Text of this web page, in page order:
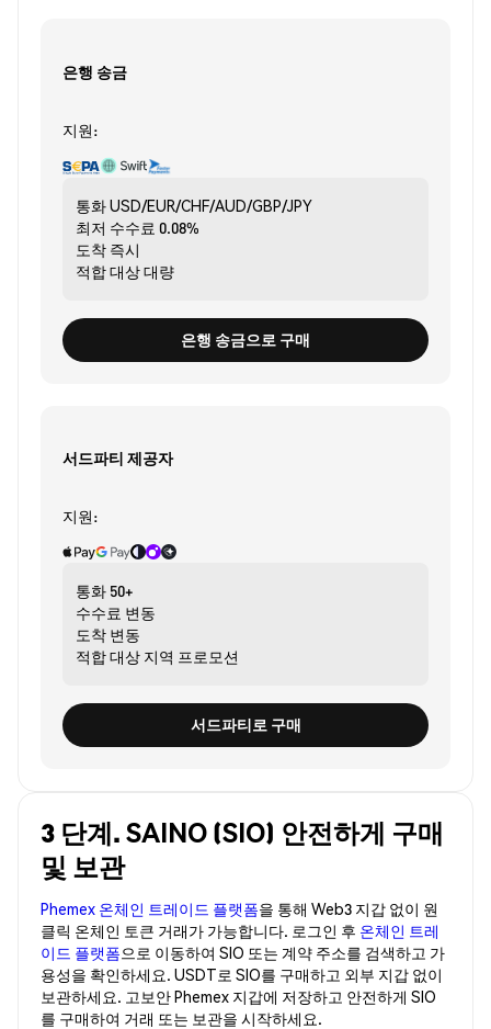
은행 송금
지원:
통화USD/EUR/CHF/AUD/GBP/JPY
최저 수수료 0.08%
도착 즉시
적합 대상대량
은행 송금으로 구매
서드파티 제공자
지원:
통화 50+
수수료 변동
도착 변동
적합 대상 지역 프로모션
서드파티로 구매
3 단계. SAINO (SIO) 안전하게 구매
및 보관
Phemex 온체인 트레이드 플랫폼을 통해 Web3 지갑 없이 원
클릭 온체인 토큰 거래가 가능합니다. 로그인 후 온체인 트레
이드 플랫폼으로 이동하여 SIO 또는 계약 주소를 검색하고 가
용성을 확인하세요. USDT로 SIO를 구매하고 외부 지갑 없이
보관하세요. 고보안 Phemex 지갑에 저장하고 안전하게 SIO
를 구매하여 거래 또는 보관을 시작하세요.